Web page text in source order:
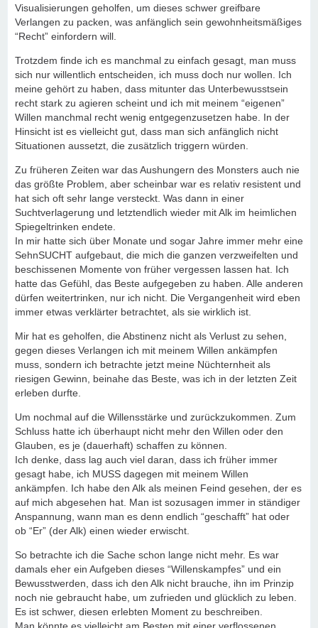
Visualisierungen geholfen, um dieses schwer greifbare
Verlangen zu packen, was anfänglich sein gewohnheitsmäßiges
“Recht” einfordern will.
Trotzdem finde ich es manchmal zu einfach gesagt, man muss
sich nur willentlich entscheiden, ich muss doch nur wollen. Ich
meine gehört zu haben, dass mitunter das Unterbewusstsein
recht stark zu agieren scheint und ich mit meinem “eigenen”
Willen manchmal recht wenig entgegenzusetzen habe. In der
Hinsicht ist es vielleicht gut, dass man sich anfänglich nicht
Situationen aussetzt, die zusätzlich triggern würden.
Zu früheren Zeiten war das Aushungern des Monsters auch nie
das größte Problem, aber scheinbar war es relativ resistent und
hat sich oft sehr lange versteckt. Was dann in einer
Suchtverlagerung und letztendlich wieder mit Alk im heimlichen
Spiegeltrinken endete.
In mir hatte sich über Monate und sogar Jahre immer mehr eine
SehnSUCHT aufgebaut, die mich die ganzen verzweifelten und
beschissenen Momente von früher vergessen lassen hat. Ich
hatte das Gefühl, das Beste aufgegeben zu haben. Alle anderen
dürfen weitertrinken, nur ich nicht. Die Vergangenheit wird eben
immer etwas verklärter betrachtet, als sie wirklich ist.
Mir hat es geholfen, die Abstinenz nicht als Verlust zu sehen,
gegen dieses Verlangen ich mit meinem Willen ankämpfen
muss, sondern ich betrachte jetzt meine Nüchternheit als
riesigen Gewinn, beinahe das Beste, was ich in der letzten Zeit
erleben durfte.
Um nochmal auf die Willensstärke und zurückzukommen. Zum
Schluss hatte ich überhaupt nicht mehr den Willen oder den
Glauben, es je (dauerhaft) schaffen zu können.
Ich denke, dass lag auch viel daran, dass ich früher immer
gesagt habe, ich MUSS dagegen mit meinem Willen
ankämpfen. Ich habe den Alk als meinen Feind gesehen, der es
auf mich abgesehen hat. Man ist sozusagen immer in ständiger
Anspannung, wann man es denn endlich “geschafft” hat oder
ob “Er” (der Alk) einen wieder erwischt.
So betrachte ich die Sache schon lange nicht mehr. Es war
damals eher ein Aufgeben dieses “Willenskampfes” und ein
Bewusstwerden, dass ich den Alk nicht brauche, ihn im Prinzip
noch nie gebraucht habe, um zufrieden und glücklich zu leben.
Es ist schwer, diesen erlebten Moment zu beschreiben.